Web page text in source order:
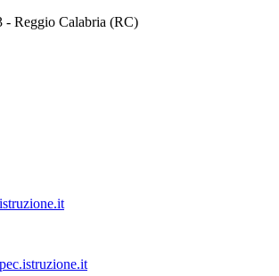
- Reggio Calabria (RC)